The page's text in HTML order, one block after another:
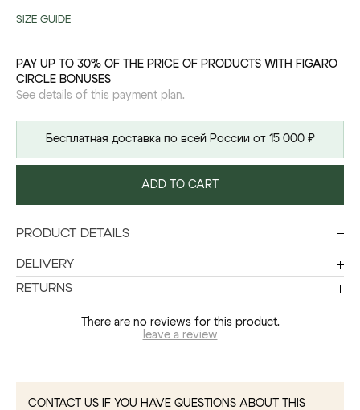
SIZE GUIDE
PAY UP TO 30% OF THE PRICE OF PRODUCTS WITH FIGARO
CIRCLE BONUSES
See details of this payment plan.
Бесплатная доставка по всей России от 15 000 ₽
ADD TO CART
PRODUCT DETAILS
DELIVERY
RETURNS
There are no reviews for this product.
leave a review
CONTACT US IF YOU HAVE QUESTIONS ABOUT THIS